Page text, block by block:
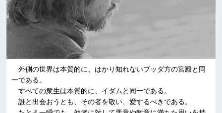
外側の世界は本質的に、はかり知れないブッダ方の宮殿と同
一である。
すべての衆生は本質的に、イダムと同一である。
誰と出会おうとも、その者を敬い、愛するべきである。